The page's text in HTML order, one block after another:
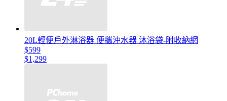
20L輕便戶外淋浴器 便攜沖水器 沐浴袋-附收納網
$599
$1,299